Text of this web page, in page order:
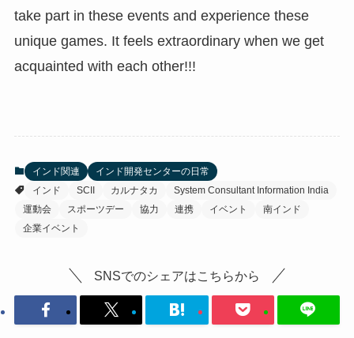
take part in these events and experience these
unique games. It feels extraordinary when we get
acquainted with each other!!!
インド関連
インド開発センターの日常
インド
SCII カルナタカ
System Consultant Information India
運動会
スポーツデー 協力 連携 イベント
南インド
企業イベント
SNSでのシェアはこちらから